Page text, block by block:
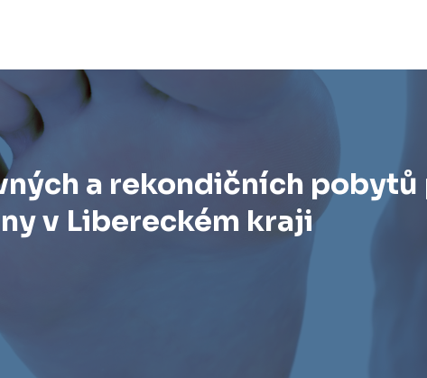
a rekondičních
v Libereckém kraji